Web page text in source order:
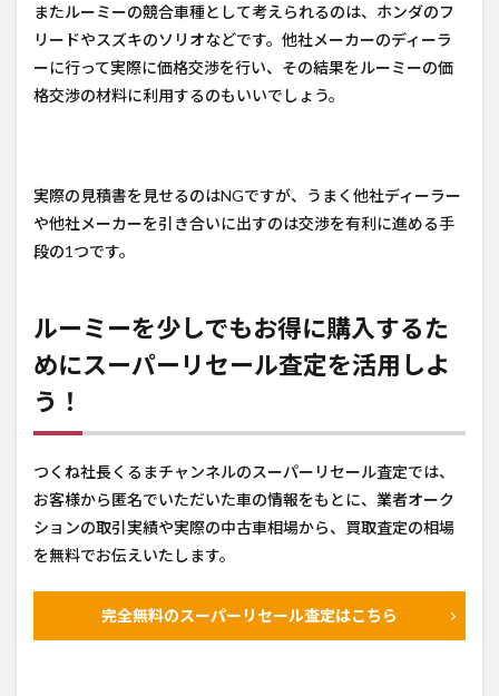
またルーミーの競合車種として考えられるのは、ホンダのフ
リードやスズキのソリオなどです。他社メーカーのディーラ
ーに行って実際に価格交渉を行い、その結果をルーミーの価
格交渉の材料に利用するのもいいでしょう。
実際の見積書を見せるのはNGですが、うまく他社ディーラー
や他社メーカーを引き合いに出すのは交渉を有利に進める手
段の1つです。
ルーミーを少しでもお得に購入するた
めにスーパーリセール査定を活用しよ
う！
つくね社長くるまチャンネルのスーパーリセール査定では、
お客様から匿名でいただいた車の情報をもとに、業者オーク
ションの取引実績や実際の中古車相場から、買取査定の相場
を無料でお伝えいたします。
完全無料のスーパーリセール査定はこちら